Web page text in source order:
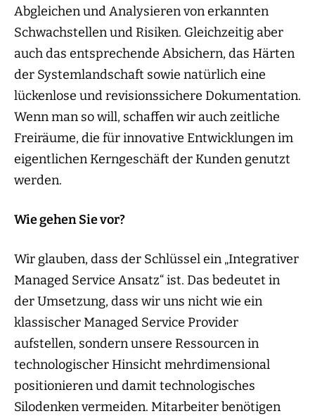
Abgleichen und Analysieren von erkannten
Schwachstellen und Risiken. Gleichzeitig aber
auch das entsprechende Absichern, das Härten
der Systemlandschaft sowie natürlich eine
lückenlose und revisionssichere Dokumentation.
Wenn man so will, schaffen wir auch zeitliche
Freiräume, die für innovative Entwicklungen im
eigentlichen Kerngeschäft der Kunden genutzt
werden.
Wie gehen Sie vor?
Wir glauben, dass der Schlüssel ein „Integrativer
Managed Service Ansatz“ ist. Das bedeutet in
der Umsetzung, dass wir uns nicht wie ein
klassischer Managed Service Provider
aufstellen, sondern unsere Ressourcen in
technologischer Hinsicht mehrdimensional
positionieren und damit technologisches
Silodenken vermeiden. Mitarbeiter benötigen